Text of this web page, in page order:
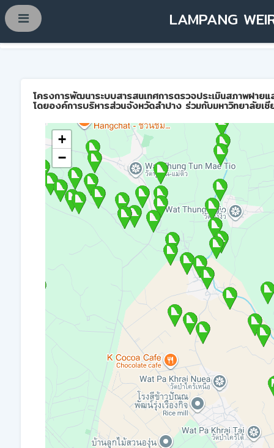
LAMPANG
โครงการพัฒนาระบบสารสนเทศการตรวจประเมินสภาพฝาย
โดยองค์การบริหารส่วนจังหวัดลำปาง ร่วมกับมหาวิทยาลัยเชี
+
−